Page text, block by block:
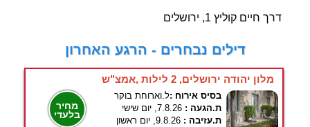
דרך חיים קוליץ 1, ירושלים
דילים נבחרים - הרגע האחרון
מלון יהודה ירושלים, 2 לילות ,אמצ"ש
מחיר
בלעדי
בסיס אירוח :ל.וארוחת בוקר
ת.הגעה : 7.8.26, יום שישי
ת.עזיבה : 9.8.26, יום ראשון